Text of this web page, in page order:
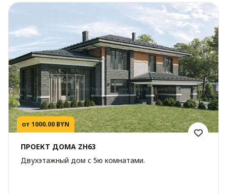
от 1000.00 BYN
ПРОЕКТ ДОМА ZH63
Двухэтажный дом с 5ю комнатами.